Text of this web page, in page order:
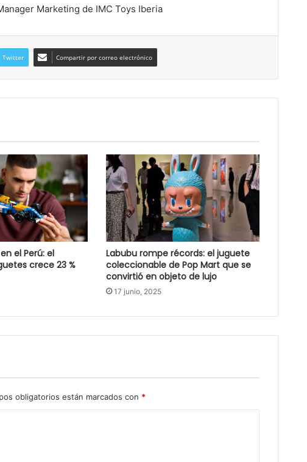
Marketing de IMC Toys Iberia
Twitter Compartir por correo electrónico
el Perú: el
crece 23 %
Labubu rompe récords: el juguete
coleccionable de Pop Mart que se
convirtió en objeto de lujo
17 junio, 2025
obligatorios están marcados con *